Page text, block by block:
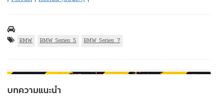
BMW BMW Series 5 BMW Series 7
บทความแนะนำ